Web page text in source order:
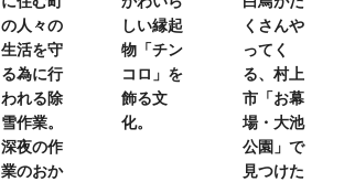
の人々の
生活を守
る為に行
われる除
雪作業。
深夜の作
業のおか
しい縁起
物「チン
コロ」を
飾る文
化。
くさんや
ってく
る、 村上
市「お幕
場・大池
公園」で
見つけた